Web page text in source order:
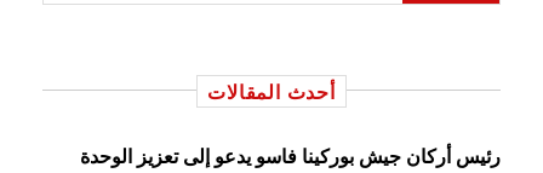
أحدث المقالات
رئيس أركان جيش بوركينا فاسو يدعو إلى تعزيز الوحدة